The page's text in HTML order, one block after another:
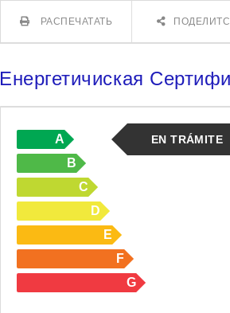
РАСПЕЧАТАТЬ
Енергетичиская
EN TRÁMITE
A
B
C
D
E
F
G